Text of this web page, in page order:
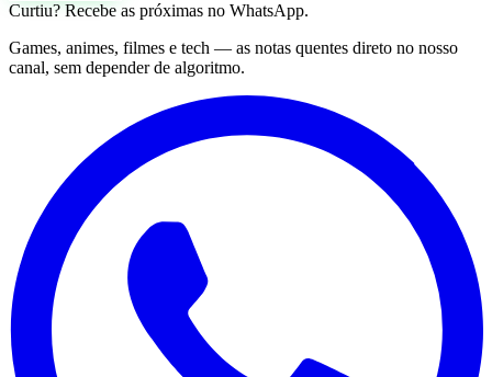
Curtiu? Recebe as próximas no WhatsApp.
Games, animes, filmes e tech — as notas quentes direto no nosso
canal, sem depender de algoritmo.